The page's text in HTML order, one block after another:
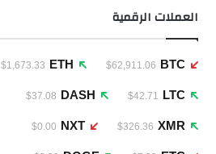
العملات الرقمية
BTC
$62,911.06
ETH
$1,673.33
LTC
$42.71
DASH
$37.08
XMR
$326.36
NXT
$0.00